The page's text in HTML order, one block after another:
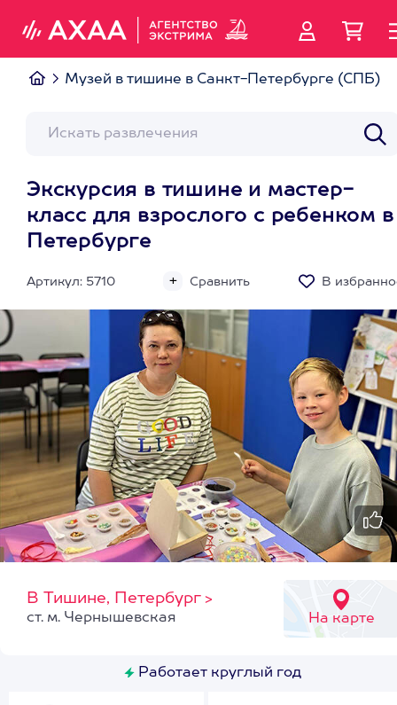
Музей в тишине в Санкт-Петербурге (СПБ)
Экскурсия в тишине и мастер-
класс для взрослого с ребенком в
Петербурге
Артикул: 5710 Сравнить В
В Тишине, Петербург >
На карте
ст. м. Чернышевская
Работает круглый год